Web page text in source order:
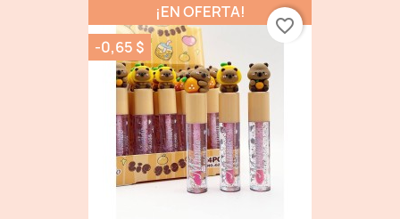
¡EN OFERTA!
-0,65 $
favorite_border